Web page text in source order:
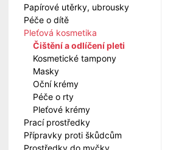
Papírové utěrky, ubrousky
Péče o dítě
Pleťová kosmetika
Čištění a odlíčení pleti
Kosmetické tampony
Masky
Oční krémy
Péče o rty
Pleťové krémy
Prací prostředky
Přípravky proti škůdcům
Prostředky do myčky